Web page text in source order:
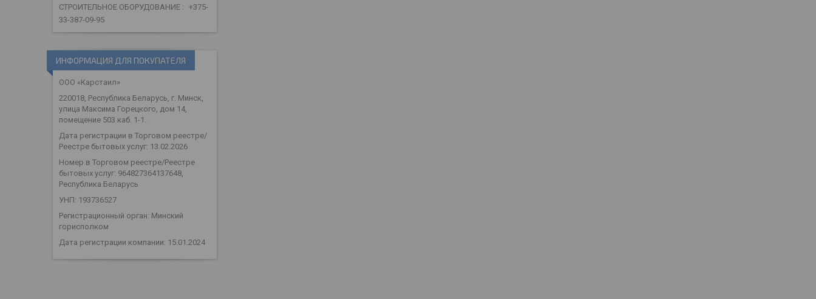
СТРОИТЕЛЬНОЕ ОБОРУДОВАНИЕ
+375-
33-387-09-95
ИНФОРМАЦИЯ ДЛЯ ПОКУПАТЕЛЯ
ООО «Карстаил»
220018, Республика Беларусь, г. Минск,
улица Максима Горецкого, дом 14,
помещение 503 каб. 1-1.
Дата регистрации в Торговом реестре/
Реестре бытовых услуг: 13.02.2026
Номер в Торговом реестре/Реестре
бытовых услуг: 964827364137648,
Республика Беларусь
УНП: 193736527
Регистрационный орган: Минский
горисполком
Дата регистрации компании: 15.01.2024